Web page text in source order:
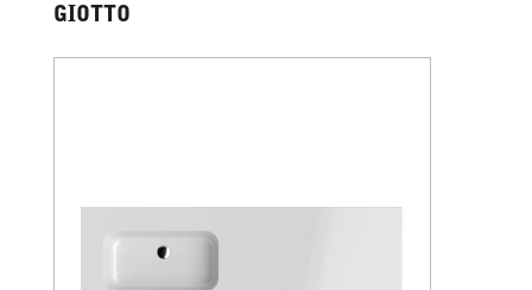
GIOTTO